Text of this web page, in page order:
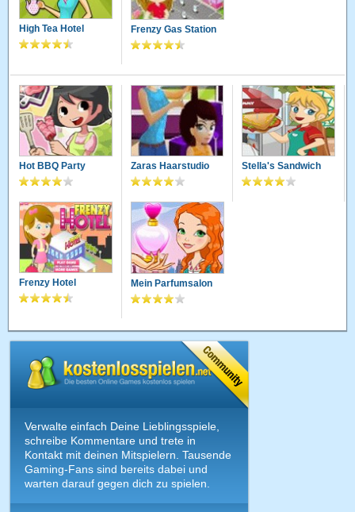
High Tea Hotel Frenzy Gas Station
Hot BBQ Party Zaras Haarstudio Stella's Sandwich
Frenzy Hotel Mein Parfumsalon
Verwalte einfach Deine Lieblingsspiele,
schreibe Kommentare und trete in
Kontakt mit deinen Mitspielern. Tausende
Gaming-Fans sind bereits dabei und
warten darauf gegen dich zu spielen.